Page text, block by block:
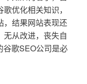
优化相关知识，
，结果网站表现还
无从改进，丧失自
谷歌SEO公司是必